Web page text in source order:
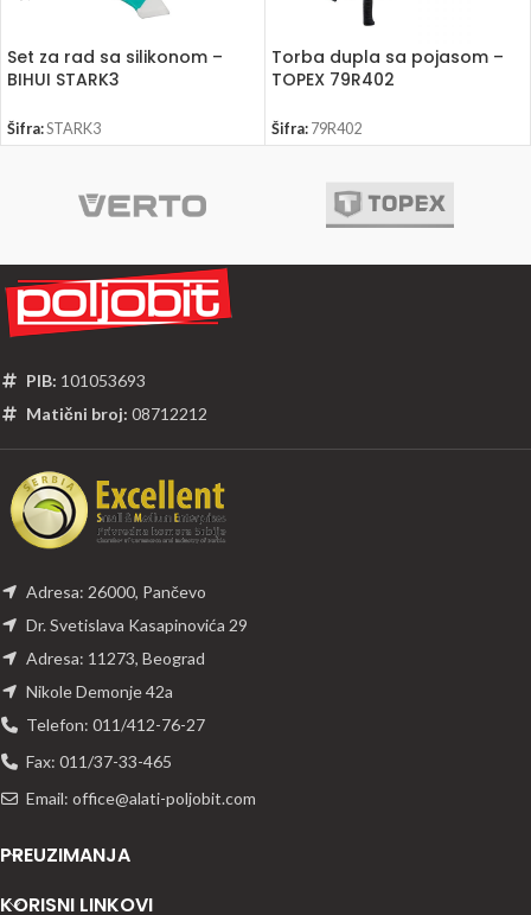
Set za rad sa silikonom –
BIHUI STARK3
Šifra:STARK3
Torba dupla sa pojasom –
TOPEX 79R402
Šifra: 79R402
PIB: 101053693
Matični broj: 08712212
Adresa: 26000, Pančevo
Dr. Svetislava Kasapinovića 29
Adresa: 11273, Beograd
Nikole Demonje 42a
Telefon: 011/412-76-27
Fax: 011/37-33-465
Email: office@alati-poljobit.com
PREUZIMANJA
KORISNI LINKOVI